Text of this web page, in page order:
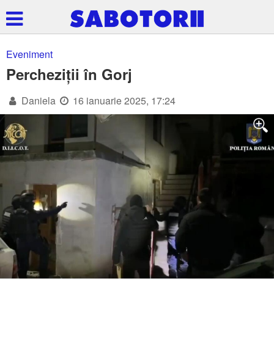
Eveniment
Percheziții în Gorj
Daniela 16 ianuarie 2025, 17:24